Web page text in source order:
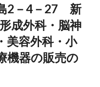
2－4－27 新
成外科・脳神
美容外科・小
機器の販売の